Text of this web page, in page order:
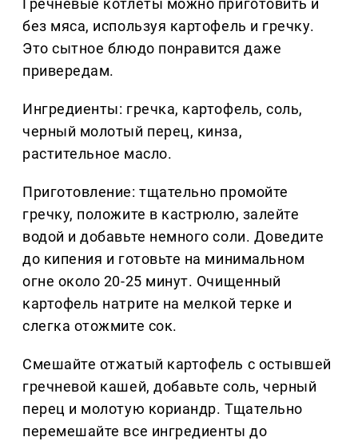
Гречневые котлеты можно приготовить и
без мяса, используя картофель и гречку.
Это сытное блюдо понравится даже
привередам.
Ингредиенты: гречка, картофель, соль,
черный молотый перец, кинза,
растительное масло.
Приготовление: тщательно промойте
гречку, положите в кастрюлю, залейте
водой и добавьте немного соли. Доведите
до кипения и готовьте на минимальном
огне около 20-25 минут. Очищенный
картофель натрите на мелкой терке и
слегка отожмите сок.
Смешайте отжатый картофель с остывшей
гречневой кашей, добавьте соль, черный
перец и молотую кориандр. Тщательно
перемешайте все ингредиенты до